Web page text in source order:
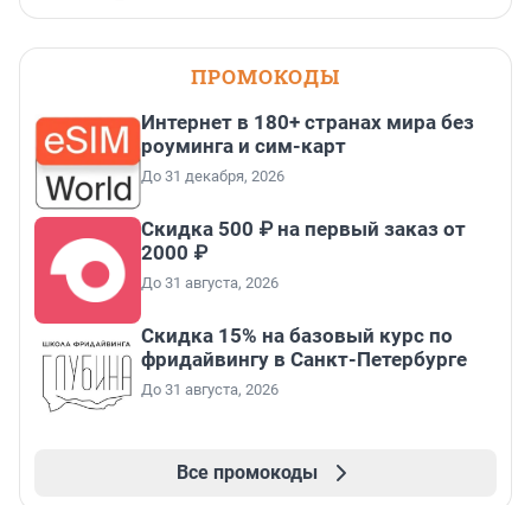
ПРОМОКОДЫ
Интернет в 180+ странах мира без
роуминга и сим-карт
До 31 декабря, 2026
Скидка 500 ₽ на первый заказ от
2000 ₽
До 31 августа, 2026
Скидка 15% на базовый курс по
фридайвингу в Санкт-Петербурге
До 31 августа, 2026
Все промокоды